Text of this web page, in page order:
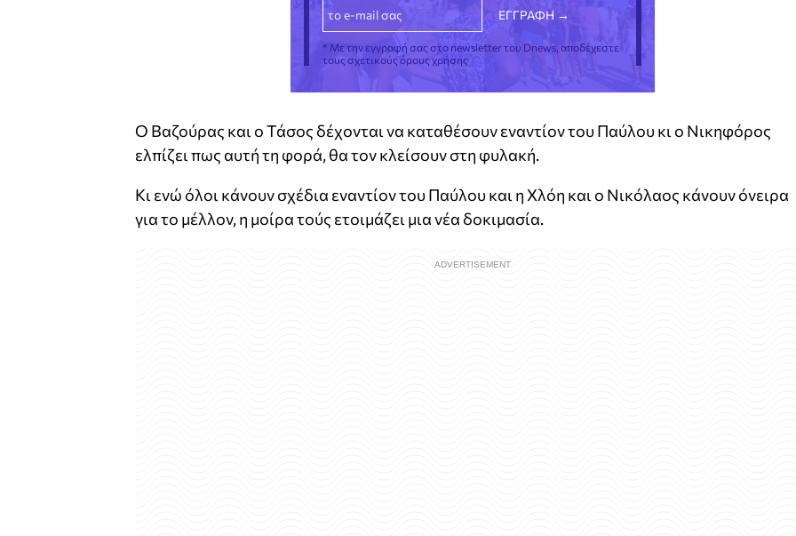
* Με την εγγραφή σας στο newsletter του Dnews, αποδέχεστε
τους σχετικούς όρους χρήσης
Ο Βαζούρας και ο Τάσος δέχονται να καταθέσουν εναντίον του Παύλου κι ο Νικηφόρος
ελπίζει πως αυτή τη φορά, θα τον κλείσουν στη φυλακή.
Κι ενώ όλοι κάνουν σχέδια εναντίον του Παύλου και η Χλόη και ο Νικόλαος κάνουν όνειρα
για το μέλλον, η μοίρα τούς ετοιμάζει μια νέα δοκιμασία.